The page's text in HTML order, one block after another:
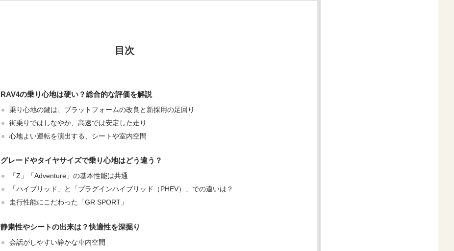
目次
RAV4の乗り心地は硬い？総合的な評価を解説
乗り心地の鍵は、プラットフォームの改良と新採用の足回り
街乗りではしなやか、高速では安定した走り
心地よい運転を演出する、シートや室内空間
グレードやタイヤサイズで乗り心地はどう違う？
「Z」「Adventure」の基本性能は共通
「ハイブリッド」と「プラグインハイブリッド（PHEV）」での違いは？
走行性能にこだわった「GR SPORT」
静粛性やシートの出来は？快適性を深掘り
会話がしやすい静かな車内空間